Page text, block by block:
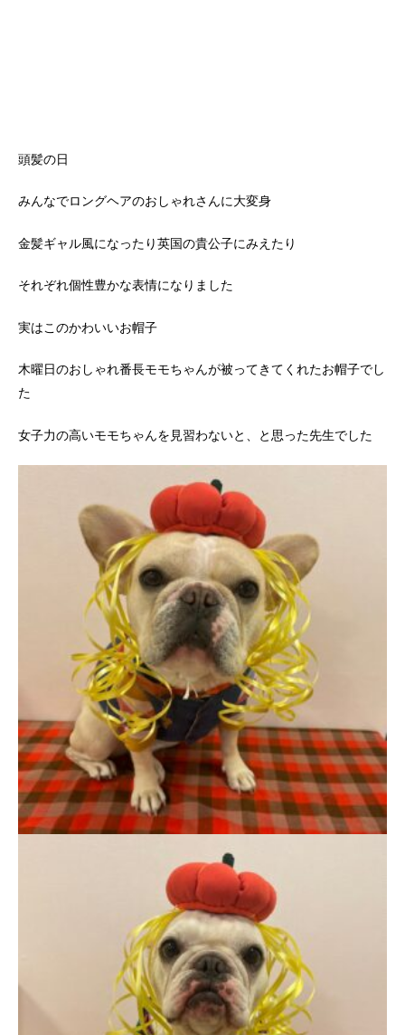
頭髪の日
みんなでロングヘアのおしゃれさんに大変身
金髪ギャル風になったり英国の貴公子にみえたり
それぞれ個性豊かな表情になりました
実はこのかわいいお帽子
木曜日のおしゃれ番長モモちゃんが被ってきてくれたお帽子でし
た
女子力の高いモモちゃんを見習わないと、と思った先生でした